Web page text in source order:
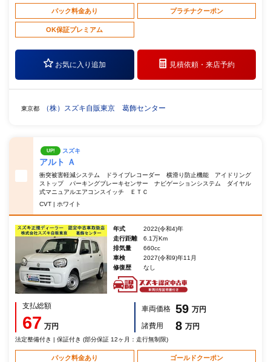
パック料金あり プラチナクーポン
OK保証プレミアム
お気に入り追加 見積依頼・来店予約
東京都 （株）スズキ自販東京 葛飾センター
UP! スズキ
アルト Ａ
衝突被害軽減システム ドライブレコーダー 横滑り防止機能 アイドリング
ストップ パーキングブレーキセンサー ナビゲーションシステム ダイヤル
式マニュアルエアコンスイッチ ＥＴＣ
CVT | ホワイト
年式
2022(令和4)年
走行距離
6.1万Km
排気量
660cc
車検
2027(令和9)年11月
修復歴
なし
支払総額
67 万円
車両価格 59 万円
諸費用
8 万円
法定整備付き | 保証付き (部分保証 12ヶ月：走行無制限)
パック料金あり ゴールドクーポン